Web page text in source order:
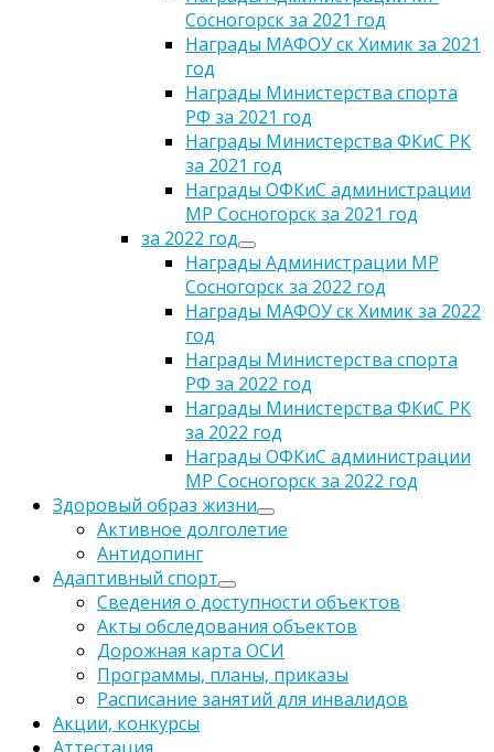
Сосногорск за 2021 год
Награды МАФОУ ск Химик за 2021
год
Награды Министерства спорта
РФ за 2021 год
Награды Министерства ФКиС РК
за 2021 год
Награды ОФКиС администрации
МР Сосногорск за 2021 год
за 2022 год
Награды Администрации МР
Сосногорск за 2022 год
Награды МАФОУ ск Химик за 2022
год
Награды Министерства спорта
РФ за 2022 год
Награды Министерства ФКиС РК
за 2022 год
Награды ОФКиС администрации
МР Сосногорск за 2022 год
Здоровый образ жизни
Активное долголетие
Антидопинг
Адаптивный спорт
Сведения о доступности объектов
Акты обследования объектов
Дорожная карта ОСИ
Программы, планы, приказы
Расписание занятий для инвалидов
Акции, конкурсы